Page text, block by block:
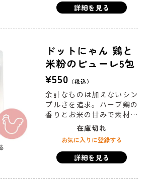
ースト状はいつもあると安
心。そのままあげたりフー
えられる逸品です。
詳細を見る
ドットにゃん 鶏と
米粉のピューレ5包
¥550 税込
余計なものは加えないシン
プルさを追求。ハーブ鶏の
香りとお米の甘みで素材由
来の優しい味に仕上げまし
た。１包ずつレトルトで日
持ちし、おなかに優しいペ
ースト状はいつもあると安
心。そのままあげたりフー
在庫切れ
詳細を見る
お気に入りに登録する